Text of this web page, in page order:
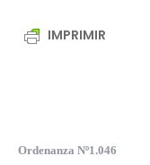
IMPRIMIR
Ordenanza Nº1.046